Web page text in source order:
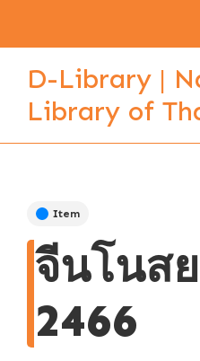
D-Library |
Library of
Item
จีนโนส
2466